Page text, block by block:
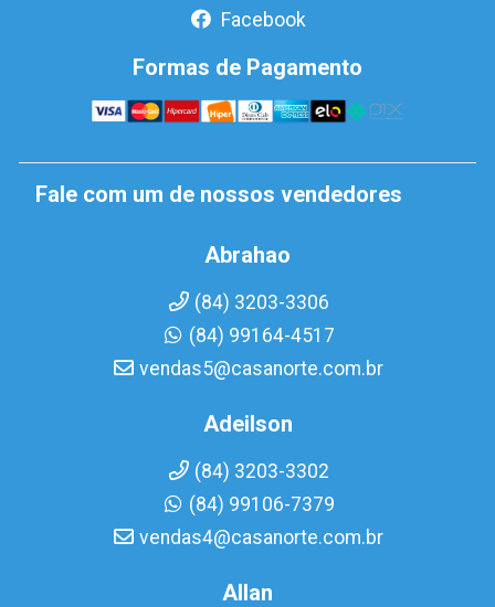
Facebook
Formas de Pagamento
Fale com um de nossos vendedores
Abrahao
(84) 3203-3306
(84) 99164-4517
vendas5@casanorte.com.br
Adeilson
(84) 3203-3302
(84) 99106-7379
vendas4@casanorte.com.br
Allan